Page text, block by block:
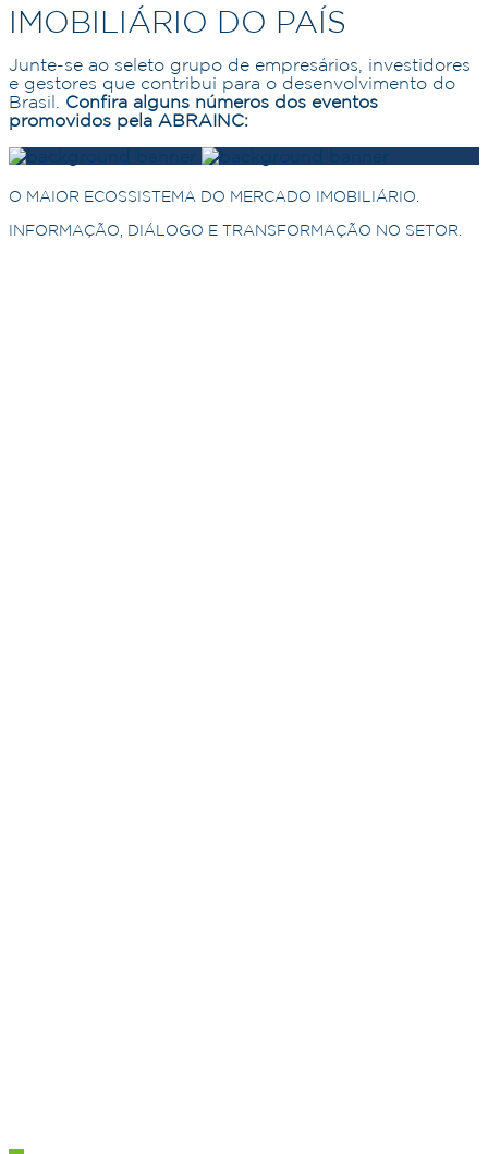
IMOBILIÁRIO DO PAÍS
Junte-se ao seleto grupo de empresários, investidores
e gestores que contribui para o desenvolvimento do
Brasil.
Confira alguns números dos eventos
promovidos pela ABRAINC:
O MAIOR ECOSSISTEMA DO MERCADO IMOBILIÁRIO.
INFORMAÇÃO, DIÁLOGO E TRANSFORMAÇÃO NO SETOR.